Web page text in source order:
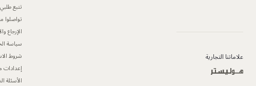
علاماتنا التجارية
تتبع طلبي
تواصلوا
الإرجاع
سياسة
شروط
إعدادات
الأسئلة